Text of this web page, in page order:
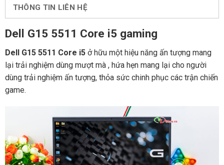
THÔNG TIN LIÊN HỆ
Dell G15 5511 Core i5 gaming
Dell G15 5511 Core i5ở hữu một hiệu năng ấn tượng mang
lại trải nghiệm dùng mượt mà , hứa hẹn mang lại cho người
dùng trải nghiệm ấn tượng, thỏa sức chinh phục các trận chiến
game.